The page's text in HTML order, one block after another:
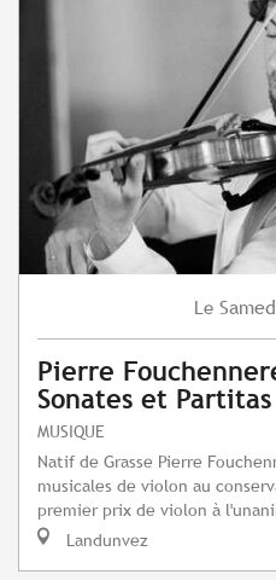
Le
Pierre
Sonates et
MUSIQUE
Natif de Grasse Pierre
musicales de violon au
premier prix de violon à
Landunvez